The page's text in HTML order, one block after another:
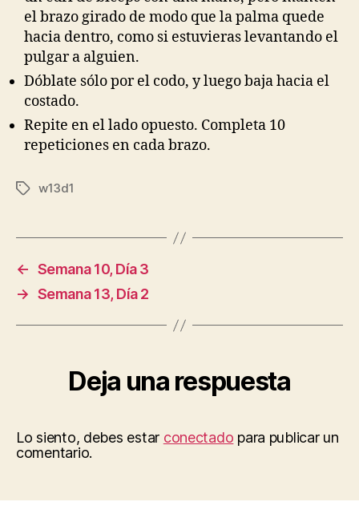
el brazo girado de modo que la palma quede
hacia dentro, como si estuvieras levantando el
pulgar a alguien.
Dóblate sólo por el codo, y luego baja hacia el
costado.
Repite en el lado opuesto. Completa 10
repeticiones en cada brazo.
Etiquetas
w13d1
← Semana 10, Día 3
→ Semana 13, Día 2
Deja una respuesta
Lo siento, debes estar conectado para publicar un
comentario.